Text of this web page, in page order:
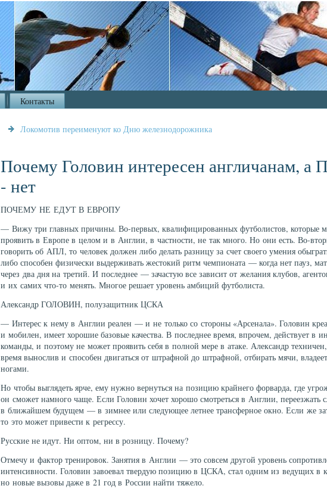
Контакты
Локомотив переименуют ко Дню железнодорожника
Почему Головин интересен англичанам, а
- нет
ПОЧЕМУ НЕ ЕДУТ В ЕВРОПУ
— Вижу три главных причины. Во-первых, квалифицированных футболистов, которые
проявить в Европе в целом и в Англии, в частности, не так много. Но они есть. Во-
говорить об АПЛ, то человек должен либо делать разницу за счет своего умения
либо способен физически выдерживать жестокий ритм чемпионата — когда нет пауз,
через два дня на третий. И последнее — зачастую все зависит от желания клубов,
и их самих что-то менять. Многое решает уровень амбиций футболиста.
Александр ГОЛОВИН, полузащитник ЦСКА
— Интерес к нему в Англии реален — и не только со стороны «Арсенала». Головин
и мобилен, имеет хорошие базовые качества. В последнее время, впрочем, действует в
команды, и поэтому не может проявить себя в полной мере в атаке. Александр
время вынослив и способен двигаться от штрафной до штрафной, отбирать мячи,
ногами.
Но чтобы выглядеть ярче, ему нужно вернуться на позицию крайнего форварда, где
он сможет намного чаще. Если Головин хочет хорошо смотреться в Англии, переезжать
в ближайшем будущем — в зимнее или следующее летнее трансферное окно. Если же
то это может привести к регрессу.
Русские не идут. Ни оптом, ни в розницу. Почему?
Отмечу и фактор тренировок. Занятия в Англии — это совсем другой уровень
интенсивности. Головин завоевал твердую позицию в ЦСКА, стал одним из ведущих в
но новые вызовы даже в 21 год в России найти тяжело.